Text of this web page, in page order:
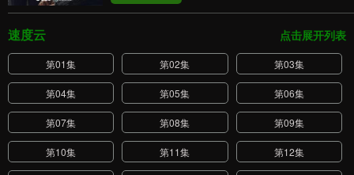
点击展开列表
速度云
第01集 第02集 第03集
第04集 第05集 第06集
第07集 第08集 第09集
第10集 第11集 第12集